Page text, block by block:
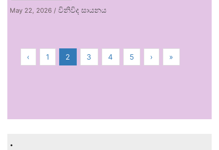
May 22, 2026 / විනිවිද සායනය
‹ 1 2 3 4 5 › »
.